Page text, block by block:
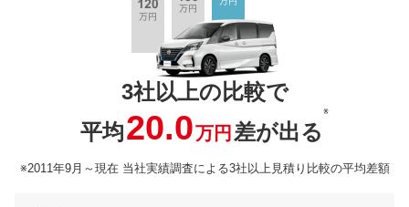
3社以上の比較で
平均20.0万円 差が出る
※
※2011年9月～現在 当社実績調査による3社以上見積り比較の平均差額